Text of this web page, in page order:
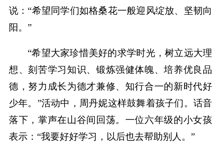
说：“希望同学们如格桑花一般迎风绽放、坚韧向
阳。”
“希望大家珍惜美好的求学时光，树立远大理
想、刻苦学习知识、锻炼强健体魄、培养优良品
德，努力成长为德才兼修、知行合一的新时代好
少年。”活动中，周丹妮这样鼓舞着孩子们。话音
落下，掌声在山谷间回荡。一位六年级的小女孩
表示：“我要好好学习，以后也去帮助别人。”